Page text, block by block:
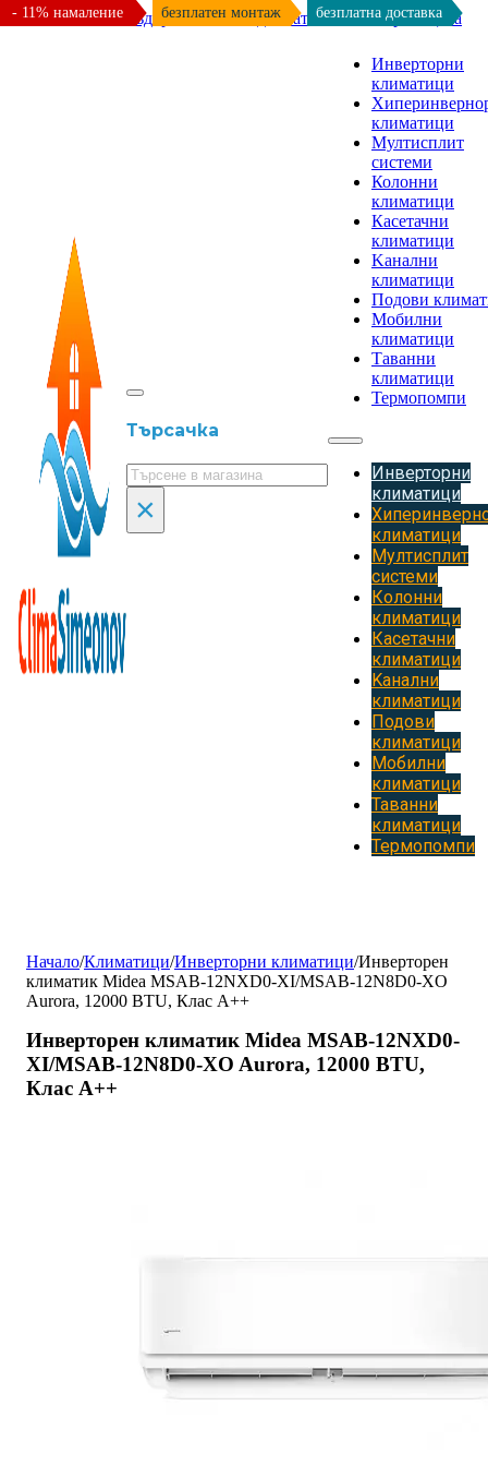
Към основното съдържание Към долната част на страницата
Търсачка
Търсене
×
Инверторни
климатици
климатици
Мултисплит
системи
Колонни
климатици
Касетачни
климатици
Kанални
климатици
Подови
Мобилни
климатици
Таванни
климатици
Термопомпи
Инверторни
климатици
климатици
Мултисплит
системи
Колонни
климатици
Касетачни
климатици
Kанални
климатици
Подови
климатици
Мобилни
климатици
Таванни
климатици
Термопомпи
Начало/Климатици/Инверторни климатици/Инверторен
климатик Midea MSAB-12NXD0-XI/MSAB-12N8D0-XO
Aurora, 12000 BTU, Клас A++
Инверторен климатик Midea MSAB-12NXD0-
XI/MSAB-12N8D0-XO Aurora, 12000 BTU,
Клас A++
- 11% намаление безплатен монтаж безплатна доставка